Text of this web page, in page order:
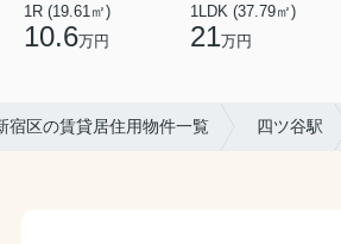
1R (19.61㎡)
10.6万円
1LDK (37.79㎡)
21万円
宿区の賃貸居住用物件一覧 四ツ谷駅